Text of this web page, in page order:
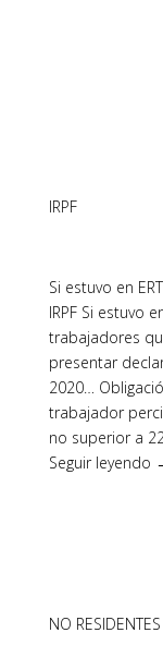
IRPF
Si estuvo en
IRPF Si estuvo
trabajadores
presentar
2020…
trabajador
no superior a
Seguir leyendo
NO RESIDENTES